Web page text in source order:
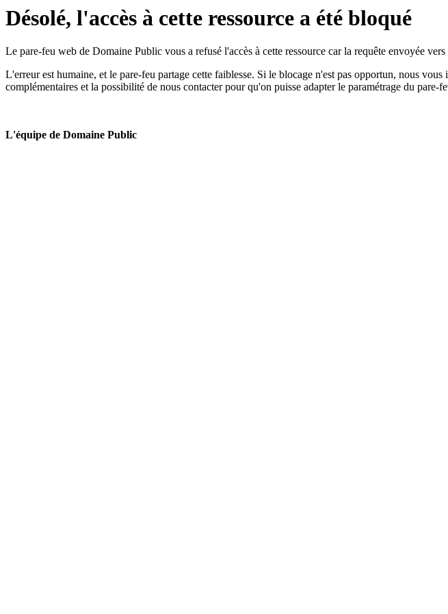
Désolé, l'accès à cette ressource a été bloqué
Le pare-feu web de Domaine Public vous a refusé l'accès à cette ressource car la requête envoyée
L'erreur est humaine, et le pare-feu partage cette faiblesse. Si le blocage n'est pas opportun, nous
complémentaires et la possibilité de nous contacter pour qu'on puisse adapter le paramétrage du pare-
L'équipe de Domaine Public